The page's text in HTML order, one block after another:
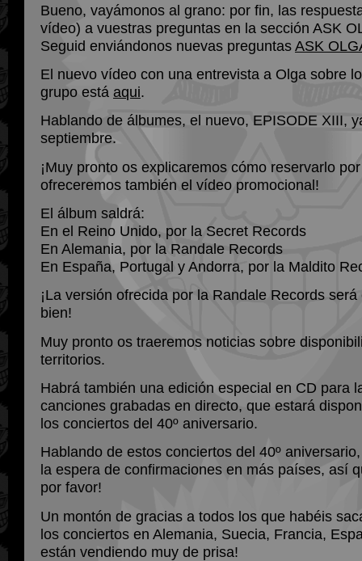
Bueno, vayámonos al grano: por fin, las
vídeo) a vuestras preguntas en la sección ASK
Seguid enviándonos nuevas preguntasASK
El nuevo vídeo con una entrevista a Olga sobre
grupo está aqui.
Hablando de álbumes, el nuevo, EPISODE XIII,
septiembre.
¡Muy pronto os explicaremos cómo reservarlo
ofreceremos también el vídeo promocional!
El álbum saldrá:
En el Reino Unido, por la Secret Records
En Alemania, por la Randale Records
En España, Portugal y Andorra, por la Maldito
¡La versión ofrecida por la Randale Records será
bien!
Muy pronto os traeremos noticias sobre
territorios.
Habrá también una edición especial en CD para
canciones grabadas en directo, que estará
los conciertos del 40º aniversario.
Hablando de estos conciertos del 40º
la espera de confirmaciones en más países, así
por favor!
Un montón de gracias a todos los que habéis
los conciertos en Alemania, Suecia, Francia,
están vendiendo muy de prisa!